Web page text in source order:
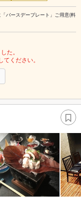
バースデープレート」ご用意(料
た。
ください。